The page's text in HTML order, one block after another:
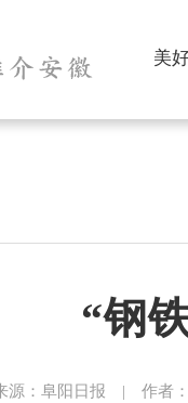
美
“钢
源：阜阳日报 | 作者